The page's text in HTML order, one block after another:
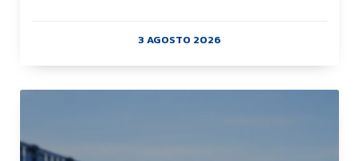
3 AGOSTO 2026